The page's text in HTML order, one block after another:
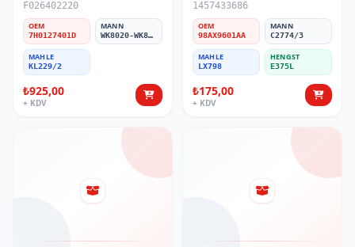
BORULU MAZOT FİLTRESİ
F026402220
OEM
7H0127401D
MANN
WK8020-WK8058
MAHLE
KL229/2
₺925,00
+ KDV
HAVA FİLTRESİ
1457433686
OEM
98AX9601AA
MANN
C2774/3
MAHLE
LX798
HENGST
E375L
₺175,00
+ KDV